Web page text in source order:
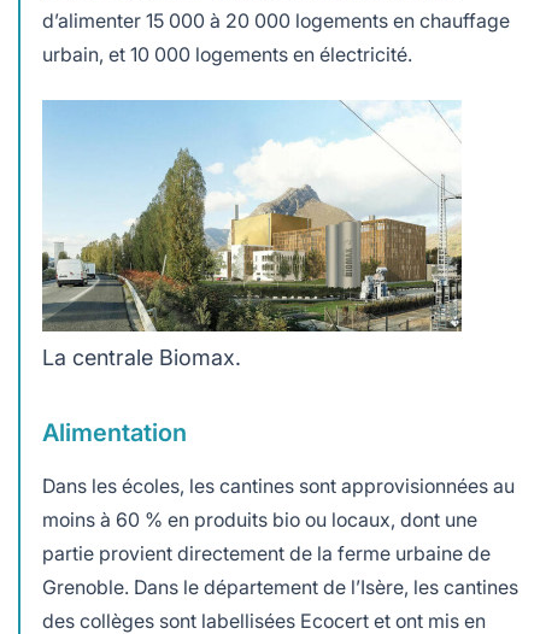
d’alimenter 15 000 à 20 000 logements en chauffage
urbain, et 10 000 logements en électricité.
La centrale Biomax.
Alimentation
Dans les écoles, les cantines sont approvisionnées au
moins à 60 % en produits bio ou locaux, dont une
partie provient directement de la ferme urbaine de
Grenoble. Dans le département de l’Isère, les cantines
des collèges sont labellisées Ecocert et ont mis en